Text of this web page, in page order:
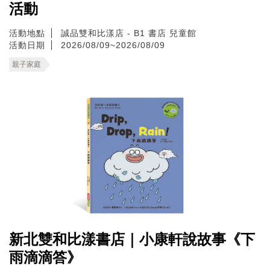
活動
活動地點
誠品雙和比漾店 - B1 書店 兒童館
活動日期
2026/08/09~2026/08/09
親子家庭
新北雙和比漾書店｜小康軒說故事《下
雨滴滴答》